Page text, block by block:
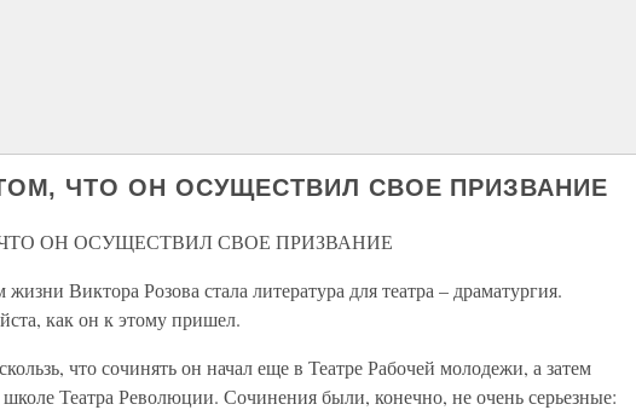
ЧТО ОН ОСУЩЕСТВИЛ СВОЕ ПРИЗВАНИЕ
ОН ОСУЩЕСТВИЛ СВОЕ ПРИЗВАНИЕ
Виктора Розова стала литература для театра – драматургия.
как он к этому пришел.
что сочинять он начал еще в Театре Рабочей молодежи, а затем
Театра Революции. Сочинения были, конечно, не очень серьезные: